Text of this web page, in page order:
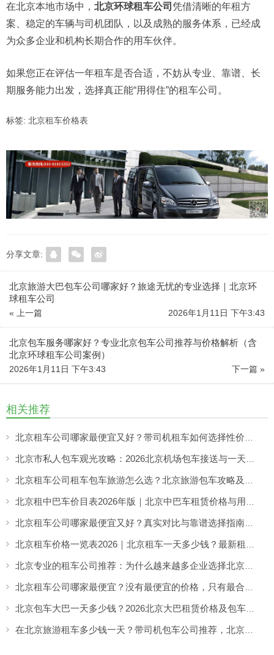
在北京本地市场中， 北京环球租车公司 凭借清晰的年租方
案、稳定的车辆与司机团队，以及成熟的服务体系，已经成
为众多企业和机构长期合作的用车伙伴。
如果您正在评估一年租车是否合适，不妨从专业、靠谱、长
期服务能力出发，选择真正能“用得住”的租车公司。
标签: 北京租车价格表
分享文章:
北京旅游大巴包车公司哪家好？旅途无忧的专业选择｜北京环
球租车公司
« 上一篇 2026年1月11日 下午3:43
北京包车服务哪家好？专业北京包车公司推荐与价格解析（含
北京环球租车公司案例）
下一篇 »
2026年1月11日 下午3:43
相关推荐